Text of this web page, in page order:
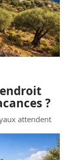
?
attendent